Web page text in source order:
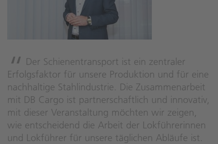
Der Schienentransport ist ein zentraler
Erfolgsfaktor für unsere Produktion und für eine
nachhaltige Stahlindustrie. Die Zusammenarbeit
mit DB Cargo ist partnerschaftlich und innovativ,
mit dieser Veranstaltung möchten wir zeigen,
wie entscheidend die Arbeit der Lokführerinnen
und Lokführer für unsere täglichen Abläufe ist.